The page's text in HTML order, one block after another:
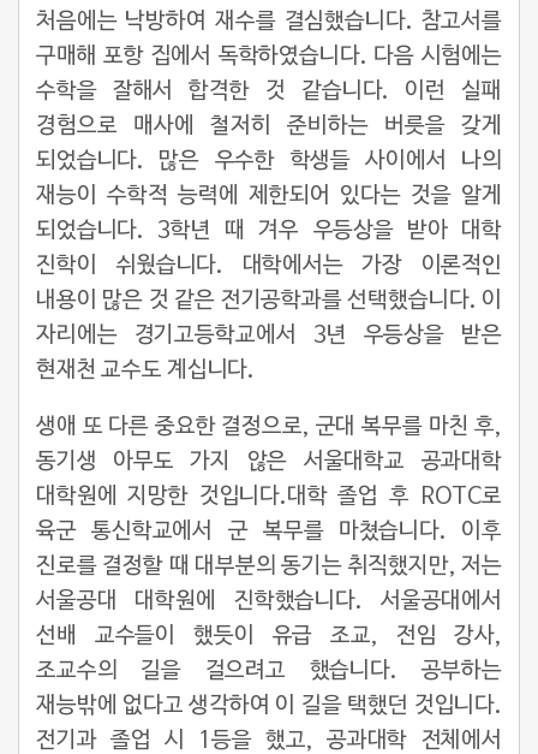
처음에는 낙방하여 재수를 결심했습니다. 참고서를
구매해 포항 집에서 독학하였습니다. 다음 시험에는
수학을 잘해서 합격한 것 같습니다. 이런 실패
경험으로 매사에 철저히 준비하는 버릇을 갖게
되었습니다. 많은 우수한 학생들 사이에서 나의
재능이 수학적 능력에 제한되어 있다는 것을 알게
되었습니다. 3학년 때 겨우 우등상을 받아 대학
진학이 쉬웠습니다. 대학에서는 가장 이론적인
내용이 많은 것 같은 전기공학과를 선택했습니다. 이
자리에는 경기고등학교에서 3년 우등상을 받은
현재천 교수도 계십니다.
생애 또 다른 중요한 결정으로, 군대 복무를 마친 후,
동기생 아무도 가지 않은 서울대학교 공과대학
대학원에 지망한 것입니다.대학 졸업 후 ROTC로
육군 통신학교에서 군 복무를 마쳤습니다. 이후
진로를 결정할 때 대부분의 동기는 취직했지만, 저는
서울공대 대학원에 진학했습니다. 서울공대에서
선배 교수들이 했듯이 유급 조교, 전임 강사,
조교수의 길을 걸으려고 했습니다. 공부하는
재능밖에 없다고 생각하여 이 길을 택했던 것입니다.
전기과 졸업 시 1등을 했고, 공과대학 전체에서